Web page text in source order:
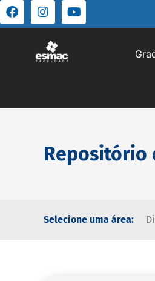
Repositório
Selecione uma área: